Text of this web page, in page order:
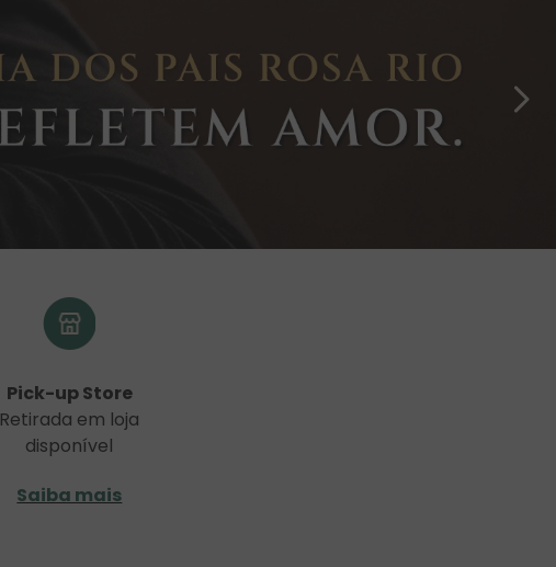
Pick-up Store
Retirada em loja
disponível
Saiba mais